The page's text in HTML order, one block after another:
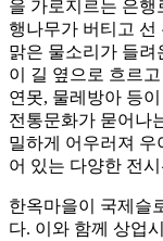
을 가로지르는 은행
행나무가 버티고
맑은 물소리가 들려
이 길 옆으로 흐르
연못, 물레방아 등
전통문화가 묻어나
밀하게 어우러져 우
어 있는 다양한 전
한옥마을이 국제슬
다. 이와 함께 상업